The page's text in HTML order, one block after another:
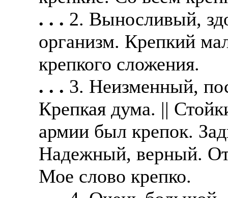
. . . 2. Выносливый,
организм. Крепкий
крепкого сложения.
. . . 3. Неизменный,
Крепкая дума. ||
армии был крепок.
Надежный, верный.
Мое слово крепко.